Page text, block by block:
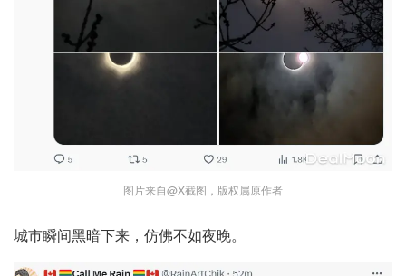
图片来自@X截图，版权属原作者
城市瞬间黑暗下来，仿佛不如夜晚。